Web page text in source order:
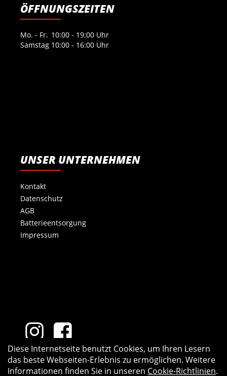
ÖFFNUNGSZEITEN
Mo. - Fr. 10:00 - 19:00 Uhr
Samstag 10:00 - 16:00 Uhr
UNSER UNTERNEHMEN
Kontakt
Datenschutz
AGB
Batterieentsorgung
Impressum
Diese Internetseite benutzt Cookies, um Ihren Lesern
das beste Webseiten-Erlebnis zu ermöglichen. Weitere
Informationen finden Sie in unseren Cookie-Richtlinien.